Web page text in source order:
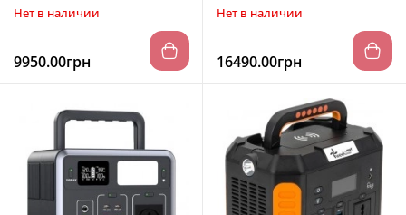
Нет в наличии
9950.00грн
Нет в наличии
16490.00грн